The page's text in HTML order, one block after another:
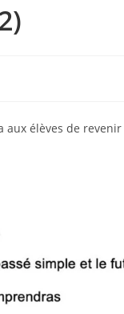
aux élèves de